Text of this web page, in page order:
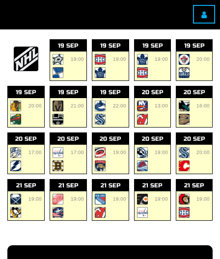
19 SEP
19:00
19 SEP
19:00
19 SEP
19:00
19 SEP
20:00
19 SEP
20:00
19 SEP
21:00
19 SEP
22:00
20 SEP
13:00
20 SEP
16:00
20 SEP
17:00
20 SEP
17:00
20 SEP
19:00
20 SEP
19:00
20 SEP
20:00
21 SEP
19:00
21 SEP
19:00
21 SEP
19:00
21 SEP
19:00
21 SEP
19:00